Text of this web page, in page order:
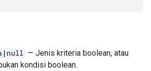
|null — Jenis kriteria boolean, atau
kondisi boolean.